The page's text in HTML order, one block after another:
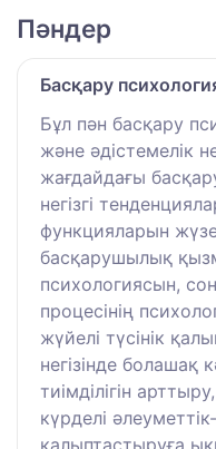
Пәндер
Басқару
Бұл пән басқару
және әдістемелік
жағдайдағы
негізгі
функцияларын
басқарушылық
психологиясын,
процесінің
жүйелі түсінік
негізінде болашақ
тиімділігін
күрделі